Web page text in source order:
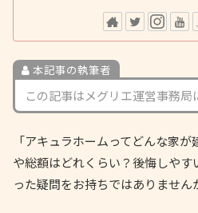
本記事の執筆者
この記事はメグリエ運営事務局
「アキュラホームってどんな家
や総額はどれくらい？後悔しや
った疑問をお持ちではありません